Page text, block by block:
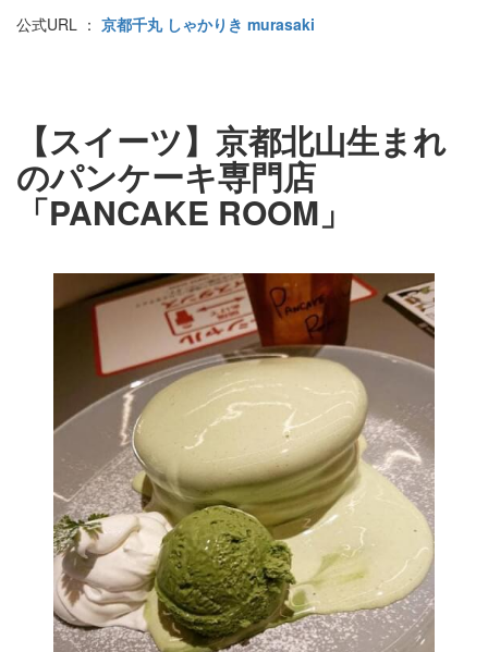
公式URL ： 京都千丸 しゃかりき murasaki
【スイーツ】京都北山生まれ
のパンケーキ専門店
「PANCAKE ROOM」